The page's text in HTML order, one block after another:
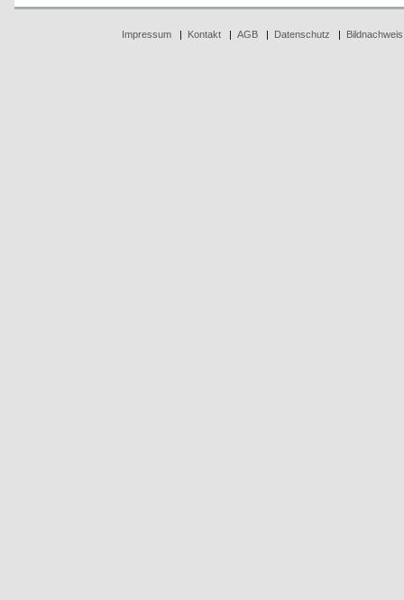
Impressum| Kontakt| AGB| Datenschutz Bildnachweis